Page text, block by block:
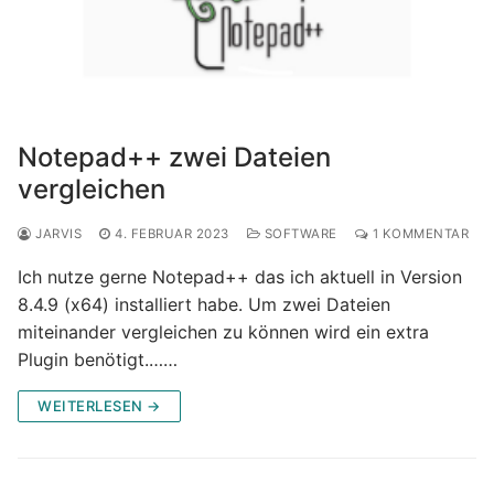
Notepad++ zwei Dateien
vergleichen
JARVIS 4. FEBRUAR 2023 SOFTWARE 1 KOMMENTAR
Ich nutze gerne Notepad++ das ich aktuell in Version
8.4.9 (x64) installiert habe. Um zwei Dateien
miteinander vergleichen zu können wird ein extra
Plugin benötigt.……
WEITERLESEN →